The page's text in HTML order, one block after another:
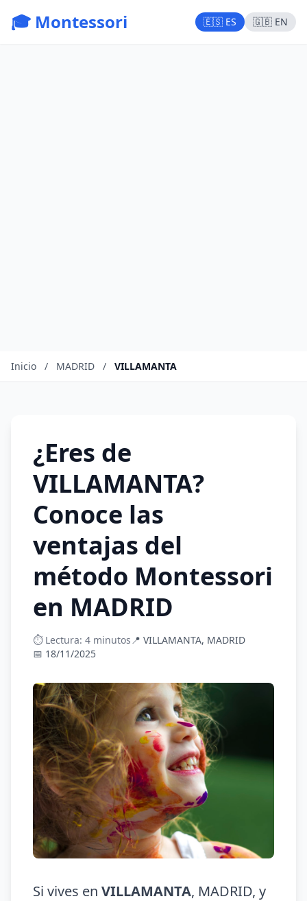
🎓 Montessori 🇪🇸 ES 🇬🇧 EN
Inicio / MADRID / VILLAMANTA
¿Eres de
VILLAMANTA?
Conoce las
ventajas del
método Montessori
en MADRID
⏱️ Lectura: 4 minutos📍 VILLAMANTA, MADRID
📅 18/11/2025
Si vives en VILLAMANTA, MADRID, y